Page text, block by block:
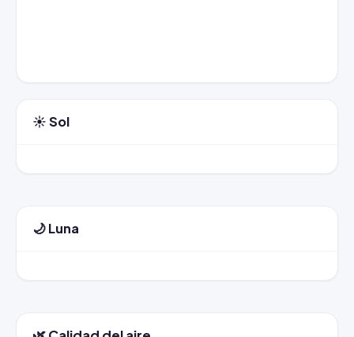
☀️ Sol
🌙 Luna